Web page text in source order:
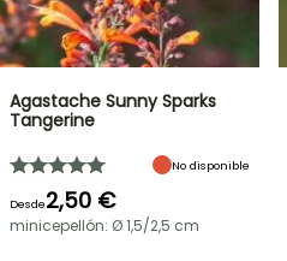
Agastache Sunny Sparks
Tangerine
No disponible
Desde2,50 €
minicepellón: Ø 1,5/2,5 cm